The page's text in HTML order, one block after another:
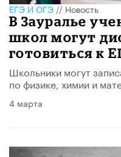
ЕГЭ И ОГЭ//Новость
В Зауралье
школ могут
готовиться к
Школьники могут
по физике, химии и
4 марта